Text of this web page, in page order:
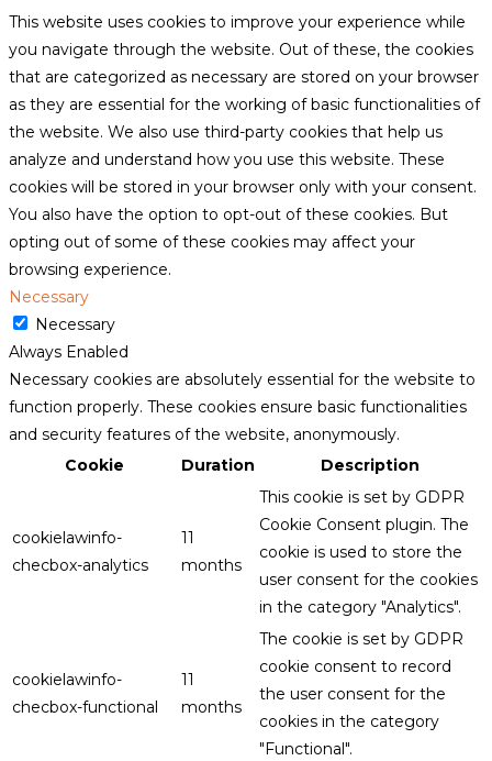
This website uses cookies to improve your experience while
you navigate through the website. Out of these, the cookies
that are categorized as necessary are stored on your browser
as they are essential for the working of basic functionalities of
the website. We also use third-party cookies that help us
analyze and understand how you use this website. These
cookies will be stored in your browser only with your consent.
You also have the option to opt-out of these cookies. But
opting out of some of these cookies may affect your
browsing experience.
Necessary
Necessary
Always Enabled
Necessary cookies are absolutely essential for the website to
function properly. These cookies ensure basic functionalities
and security features of the website, anonymously.
Cookie
Duration Description
cookielawinfo-
checbox-analytics
11
months
This cookie is set by GDPR
Cookie Consent plugin. The
cookie is used to store the
user consent for the cookies
in the category "Analytics".
cookielawinfo-
checbox-functional
11
months
The cookie is set by GDPR
cookie consent to record
the user consent for the
cookies in the category
"Functional".